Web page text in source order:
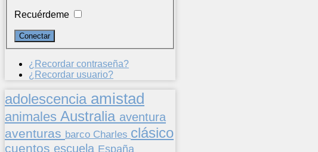
Recuérdeme
¿Recordar contraseña?
¿Recordar usuario?
adolescencia amistad
animales Australia aventura
aventuras barco Charles clásico
cuentos escuela España